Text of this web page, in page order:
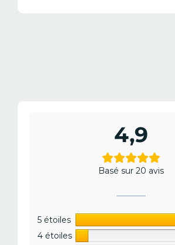
4,9
Basé sur 20 avis
5 étoiles
4 étoiles